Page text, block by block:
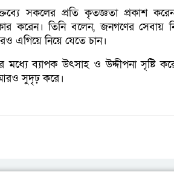
সকলের প্রতি কৃতজ্ঞতা প্রকাশ
করেন। তিনি বলেন, জনগণের সেবায়
এগিয়ে নিয়ে যেতে চান।
মধ্যে ব্যাপক উৎসাহ ও উদ্দীপনা সৃষ্টি
আরও সুদৃঢ় করে।